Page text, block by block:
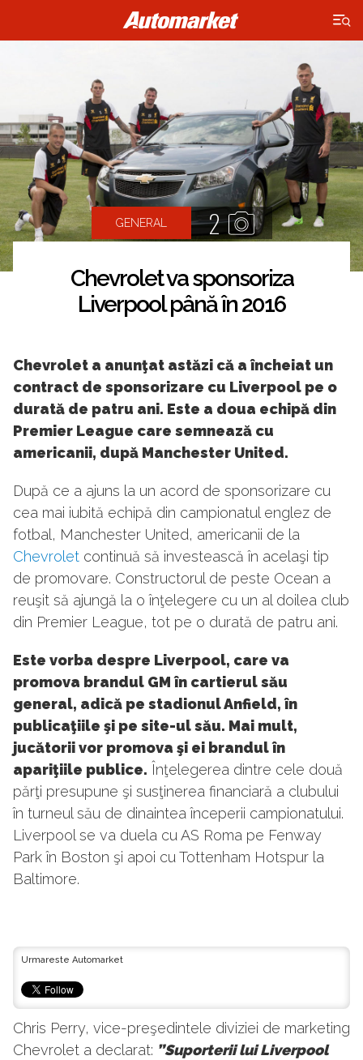
×
GENERAL 2
Chevrolet va sponsoriza
Liverpool până în 2016
Chevrolet a anunţat astăzi că a încheiat un
contract de sponsorizare cu Liverpool pe o
durată de patru ani. Este a doua echipă din
Premier League care semnează cu
americanii, după Manchester United.
După ce a ajuns la un acord de sponsorizare cu
cea mai iubită echipă din campionatul englez de
fotbal, Manchester United, americanii de la
Chevrolet continuă să investească în acelaşi tip
de promovare. Constructorul de peste Ocean a
reuşit să ajungă la o înţelegere cu un al doilea club
din Premier League, tot pe o durată de patru ani.
Este vorba despre Liverpool, care va
promova brandul GM în cartierul său
general, adică pe stadionul Anfield, în
publicaţiile şi pe site-ul său. Mai mult,
jucătorii vor promova şi ei brandul în
apariţiile publice. Înţelegerea dintre cele două
părţi presupune şi susţinerea financiară a clubului
în turneul său de dinaintea începerii campionatului.
Liverpool se va duela cu AS Roma pe Fenway
Park în Boston şi apoi cu Tottenham Hotspur la
Baltimore.
Urmareste Automarket
Chris Perry, vice-preşedintele diviziei de marketing
Chevrolet a declarat: ”Suporterii lui Liverpool